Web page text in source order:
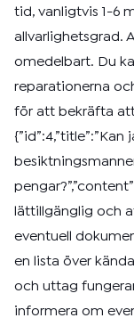
tid, vanligtvis 1-6
allvarlighetsgrad.
omedelbart. Du
reparationerna
för att bekräfta att
lättillgänglig och
eventuell
en lista över
och uttag
informera om